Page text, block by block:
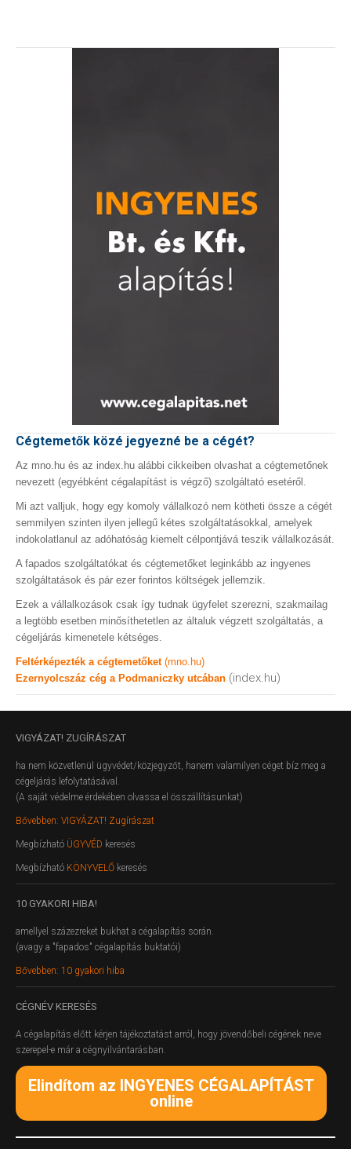
Cégtemetők közé jegyezné be a cégét?
Az mno.hu és az index.hu alábbi cikkeiben olvashat a cégtemetőnek
nevezett (egyébként cégalapítást is végző) szolgáltató esetéről.
Mi azt valljuk, hogy egy komoly vállalkozó nem kötheti össze a cégét
semmilyen szinten ilyen jellegű kétes szolgáltatásokkal, amelyek
indokolatlanul az adóhatóság kiemelt célpontjává teszik vállalkozását.
A fapados szolgáltatókat és cégtemetőket leginkább az ingyenes
szolgáltatások és pár ezer forintos költségek jellemzik.
Ezek a vállalkozások csak így tudnak ügyfelet szerezni, szakmailag
a legtöbb esetben minősíthetetlen az általuk végzett szolgáltatás, a
cégeljárás kimenetele kétséges.
Feltérképezték a cégtemetőket (mno.hu)
Ezernyolcszáz cég a Podmaniczky utcában (index.hu)
VIGYÁZAT! ZUGÍRÁSZAT
ha nem közvetlenül ügyvédet/közjegyzőt, hanem valamilyen céget bíz meg a
cégeljárás lefolytatásával.
(A saját védelme érdekében olvassa el összállításunkat)
Bővebben: VIGYÁZAT! Zugírászat
Megbízható ÜGYVÉD keresés
Megbízható KÖNYVELŐ keresés
10 GYAKORI HIBA!
amellyel százezreket bukhat a cégalapítás során.
(avagy a "fapados" cégalapítás buktatói)
Bővebben: 10 gyakori hiba
CÉGNÉV KERESÉS
A cégalapítás előtt kérjen tájékoztatást arról, hogy jövendőbeli cégének neve
szerepel-e már a cégnyilvántarásban.
Elindítom az INGYENES CÉGALAPÍTÁST
online